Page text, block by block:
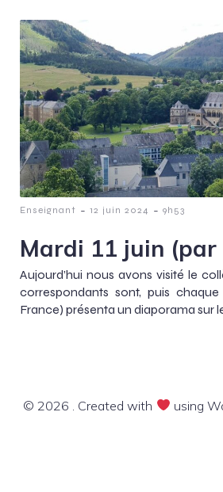
Enseignant - 12 juin 2024 - 9h53
Mardi 11 juin (par
Aujourd’hui nous avons visité le
correspondants sont, puis
France) présenta un diaporama sur
© 2026 . Created with using